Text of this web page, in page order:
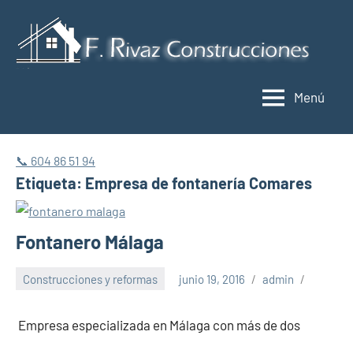
contenido
Menú
📞 604 86 51 94
Etiqueta: Empresa de fontanería Comares
Fontanero Málaga
Construcciones y reformas junio 19, 2016 admin
Empresa especializada en Málaga con más de dos